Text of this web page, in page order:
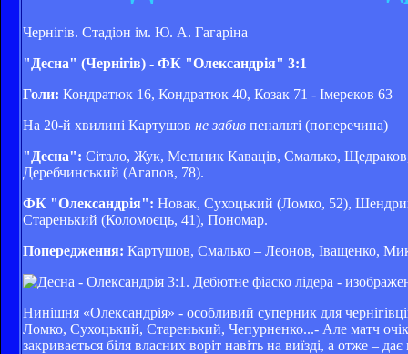
Чернігів. Стадіон ім. Ю. А. Гагаріна
"Десна" (Чернігів) - ФК "Олександрія" 3:1
Голи: Кондратюк 16, Кондратюк 40, Козак 71 - Імереков 63
На 20-й хвилині Картушов не забив пенальті (поперечина)
"Десна": Сітало, Жук, Мельник Каваців, Смалько,
Деребчинський (Агапов, 78).
ФК "Олександрія": Новак, Сухоцький (Ломко, 52),
Старенький (Коломоєць, 41), Пономар.
Попередження: Картушов, Смалько – Леонов, Іващенко,
Нинішня «Олександрія» - особливий суперник для
Ломко, Сухоцький, Старенький, Чепурненко...- Але матч
закривається біля власних воріт навіть на виїзді, а отже –